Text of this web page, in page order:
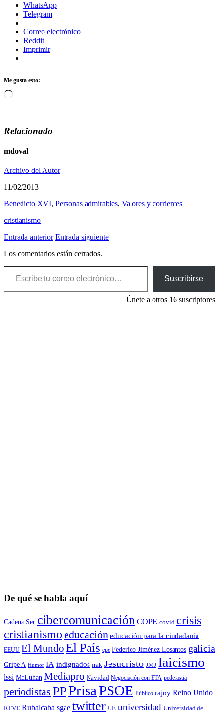
WhatsApp
Telegram
Correo electrónico
Reddit
Imprimir
Me gusta esto:
Cargando...
Relacionado
mdoval
Archivo del Autor
11/02/2013
Benedicto XVI, Personas admirables, Valores y corrientes
cristianismo
Entrada anterior Entrada siguiente
Los comentarios están cerrados.
Escribe tu correo electrónico…
Suscribirse
Únete a otros 16 suscriptores
De qué se habla aquí
Cadena Ser cibercomunicación COPE covid crisis
cristianismo educación educación para la ciudadaní­a
EEUU El Mundo El País epc Federico Jiménez Losantos galicia
Gripe A Humor IA indignados irak Jesucristo JMJ laicismo
lssi McLuhan Mediapro Navidad Negociación con ETA pederastia
periodistas PPPrisaPSOE Público rajoy Reino Unido
RTVE Rubalcaba sgae twitter UE universidad Universidad de